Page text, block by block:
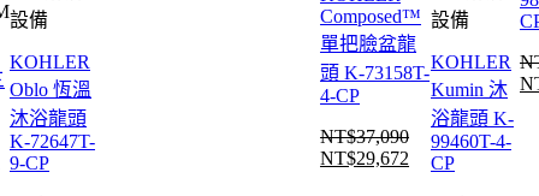
設備
KOHLER
Oblo 恆溫
沐浴龍頭
K-72647T-
9-CP
格：
NT$28,880。
Composed™
單把臉盆龍
頭 K-73158T-
4-CP
NT$37,090
原
NT$29,672目
設備
KOHLER
Kumin 沐
浴龍頭 K-
99460T-4-
CP
原